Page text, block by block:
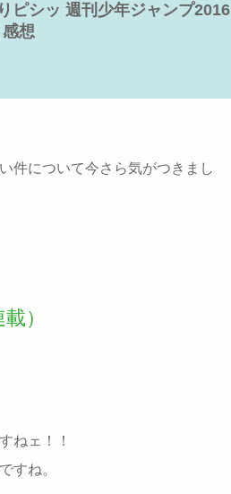
ピシッ 週刊少年ジャンプ2016
想
件について今さら気がつきまし
）
ねェ！！
すね。